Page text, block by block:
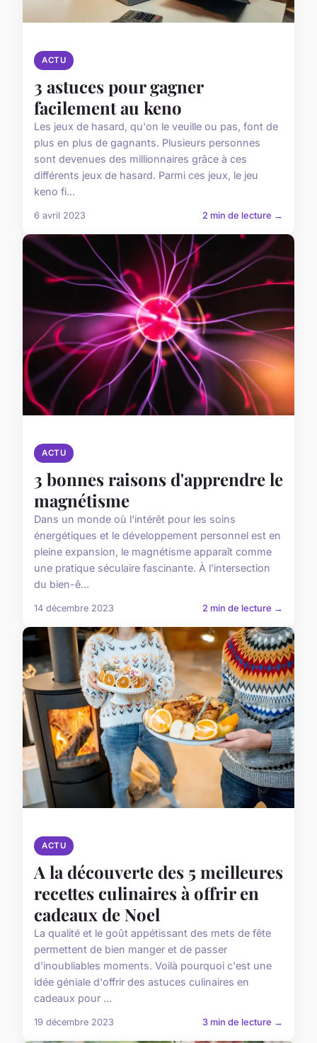
ACTU
3 astuces pour gagner
facilement au keno
Les jeux de hasard, qu'on le veuille ou pas, font de
plus en plus de gagnants. Plusieurs personnes
sont devenues des millionnaires grâce à ces
différents jeux de hasard. Parmi ces jeux, le jeu
keno fi...
6 avril 2023 2 min de lecture →
ACTU
3 bonnes raisons d'apprendre le
magnétisme
Dans un monde où l'intérêt pour les soins
énergétiques et le développement personnel est en
pleine expansion, le magnétisme apparaît comme
une pratique séculaire fascinante. À l'intersection
du bien-ê...
14 décembre 2023 2 min de lecture →
ACTU
A la découverte des 5 meilleures
recettes culinaires à offrir en
cadeaux de Noel
La qualité et le goût appétissant des mets de fête
permettent de bien manger et de passer
d'inoubliables moments. Voilà pourquoi c'est une
idée géniale d'offrir des astuces culinaires en
cadeaux pour ...
19 décembre 2023 3 min de lecture →